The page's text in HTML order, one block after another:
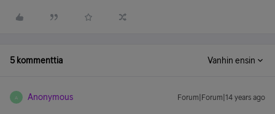
5 kommenttia Vanhin ensin
A Anonymous Forum|Forum|14 years ago